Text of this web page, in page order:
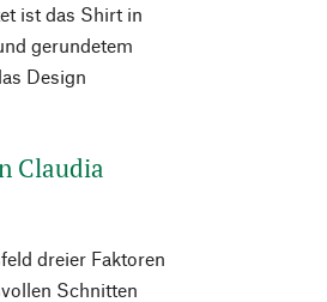
ist das Shirt in
gerundetem
Design
Claudia
dreier Faktoren
Schnitten